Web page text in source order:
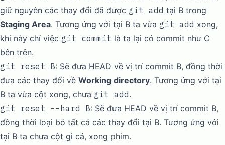
giữ nguyên các thay đổi đã được git add tại B trong
Staging Area. Tương ứng với tại B ta vừa git add xong,
khi này chỉ việc git commit là ta lại có commit như C
bên trên.
git reset B: Sẽ đưa HEAD về vị trí commit B, đồng thời
đưa các thay đổi về Working directory. Tương ứng với tại
B ta vừa cột xong, chưa git add .
git reset --hard B: Sẽ đưa HEAD về vị trí commit B,
đồng thời loại bỏ tất cả các thay đổi tại B. Tương ứng với
tại B ta chưa cột gì cả, xong phim.